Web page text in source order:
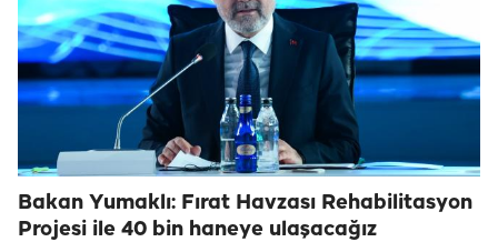
Bakan Yumaklı: Fırat Havzası Rehabilitasyon
Projesi ile 40 bin haneye ulaşacağız